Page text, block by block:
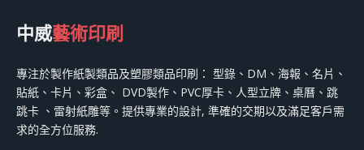
中威藝術印刷
專注於製作紙製類品及塑膠類品印刷： 型錄、DM、海報、名片、
貼紙、卡片、彩盒、 DVD製作、PVC厚卡、人型立牌、桌曆、跳
跳卡 、雷射紙雕等。提供專業的設計, 準確的交期以及滿足客戶需
求的全方位服務.